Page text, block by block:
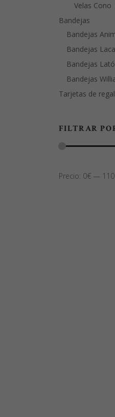
Velas Cono
Bandejas
Bandejas
Bandejas
Bandejas
Bandejas
Tarjetas de
FILTRAR
Precio: 0€—